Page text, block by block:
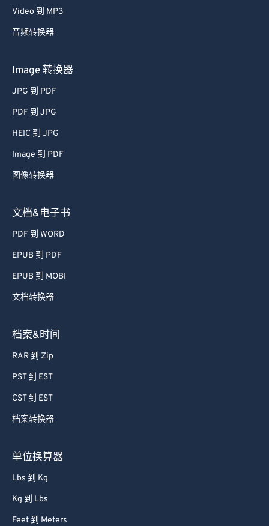
Video 到 MP3
音频转换器
Image 转换器
JPG 到 PDF
PDF 到 JPG
HEIC 到 JPG
Image 到 PDF
图像转换器
文档&电子书
PDF 到 WORD
EPUB 到 PDF
EPUB 到 MOBI
文档转换器
档案&时间
RAR 到 Zip
PST 到 EST
CST 到 EST
档案转换器
单位换算器
Lbs 到 Kg
Kg 到 Lbs
Feet 到 Meters